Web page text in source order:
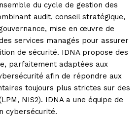
du cycle de gestion des
audit, conseil stratégique,
mise en œuvre de
services managés pour assurer
de sécurité. IDNA propose des
parfaitement adaptées aux
afin de répondre aux
toujours plus strictes sur des
NIS2). IDNA a une équipe de
cybersécurité.